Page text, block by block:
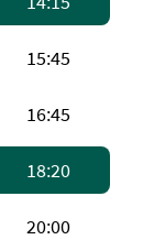
普通渡轮 。
15:45下午3:45
：普通渡轮，
，高速船 。备
16:45下午4:45
：普通渡轮，
高速船
18:20下午6:20
普通渡轮 。
20:00下午8:00